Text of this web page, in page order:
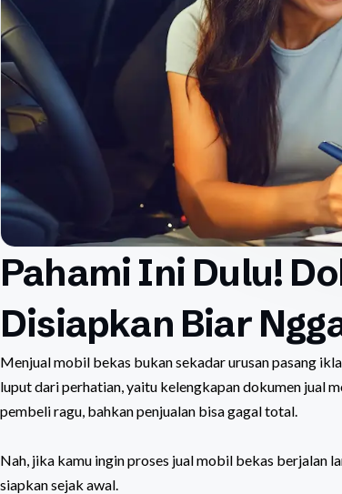
Pahami Ini Dulu!
Disiapkan Biar
Menjual mobil bekas bukan sekadar urusan pasang
luput dari perhatian, yaitu kelengkapan dokumen jual
pembeli ragu, bahkan penjualan bisa gagal total.
Nah, jika kamu ingin proses jual mobil bekas berjalan
siapkan sejak awal.